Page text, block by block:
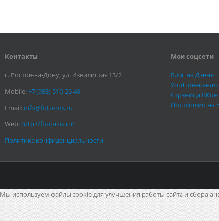
Контакты
г. Ростов-на-Дону, ул. Извилистая 13/2
Mobile:+7 (988) 510-26-49
Email: info@foto-ros.ru
Web: http://foto-ros.ru/
Политика конфиденциальности
Мои соцсети
Блог на Дзене
YouTube-
Страница
Портфолио на
Мы используем файлы cookie для улучшения работы сайта и сбора